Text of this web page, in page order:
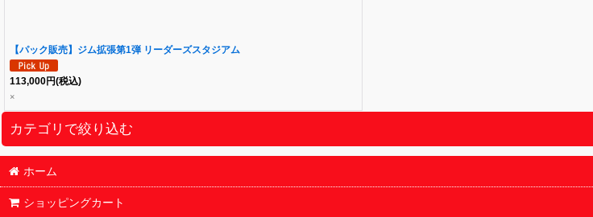
【パック販売】ジム拡張第1弾 リーダーズスタジアム
113,000円(税込)
×
カテゴリで絞り込む
ポケモンカード (全商品)
シングル
ホーム
ショッピングカート